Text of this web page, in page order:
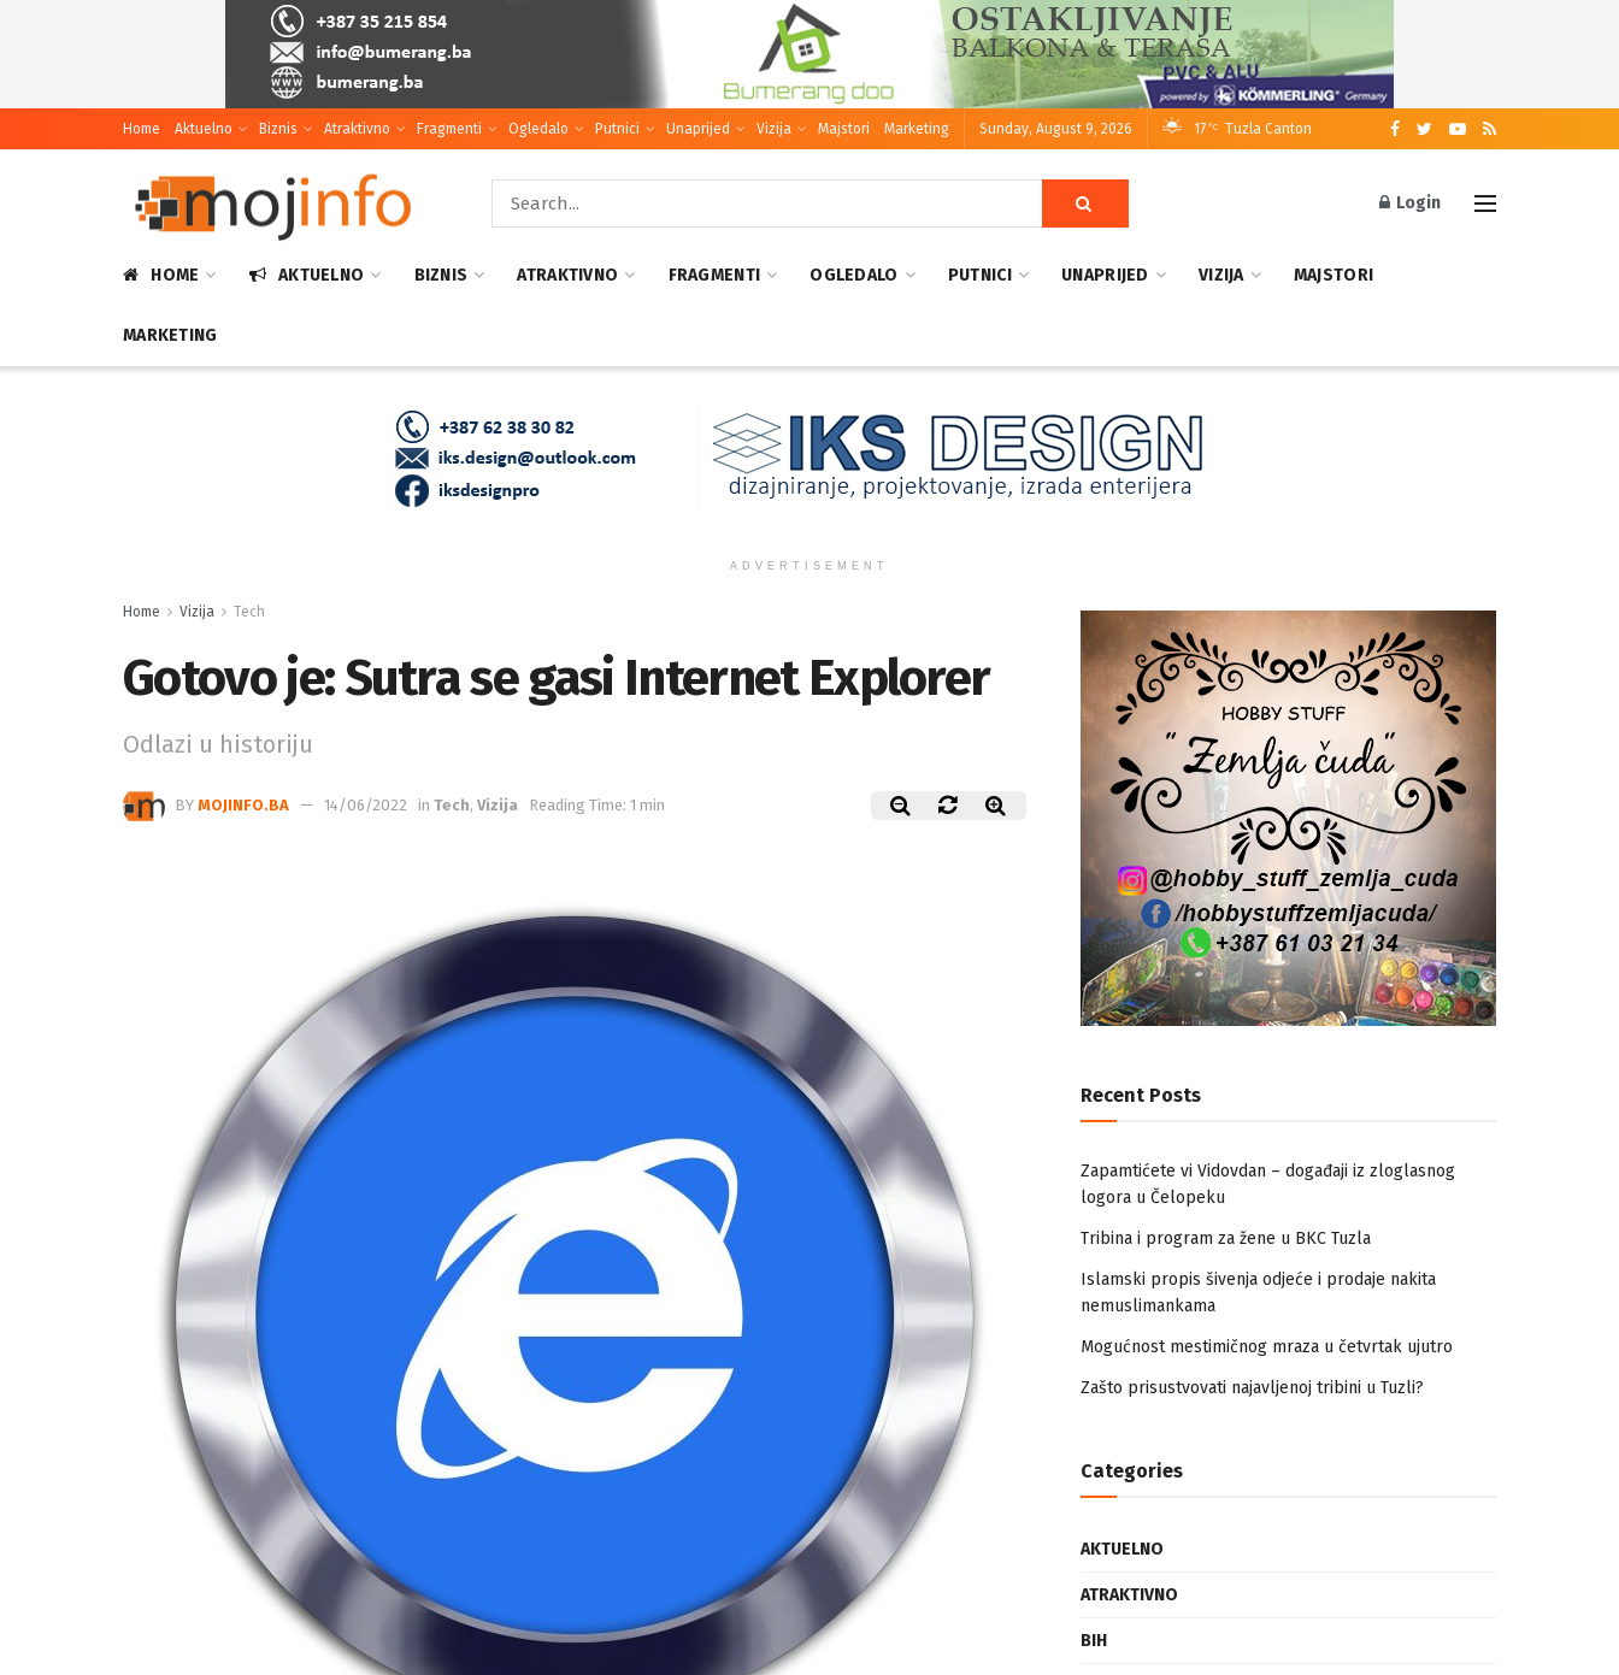
Home Aktuelno Biznis Atraktivno Fragmenti Ogledalo Putnici Unaprijed Vizija Majstori Marketing Sunday, August 9, 2026 17 °C Tuzla Canton
Login
HOME AKTUELNO BIZNIS ATRAKTIVNO FRAGMENTI OGLEDALO PUTNICI UNAPRIJED VIZIJA MAJSTORI
MARKETING
ADVERTISEMENT
Home Vizija Tech
Gotovo je: Sutra se gasi Internet Explorer
Odlazi u historiju
BY MOJINFO.BA 14/06/2022 in Tech, Vizija Reading Time: 1 min
Recent Posts
Zapamtićete vi Vidovdan – događaji iz zloglasnog
logora u Čelopeku
Tribina i program za žene u BKC Tuzla
Islamski propis šivenja odjeće i prodaje nakita
nemuslimankama
Mogućnost mestimičnog mraza u četvrtak ujutro
Zašto prisustvovati najavljenoj tribini u Tuzli?
Categories
AKTUELNO
ATRAKTIVNO
BIH